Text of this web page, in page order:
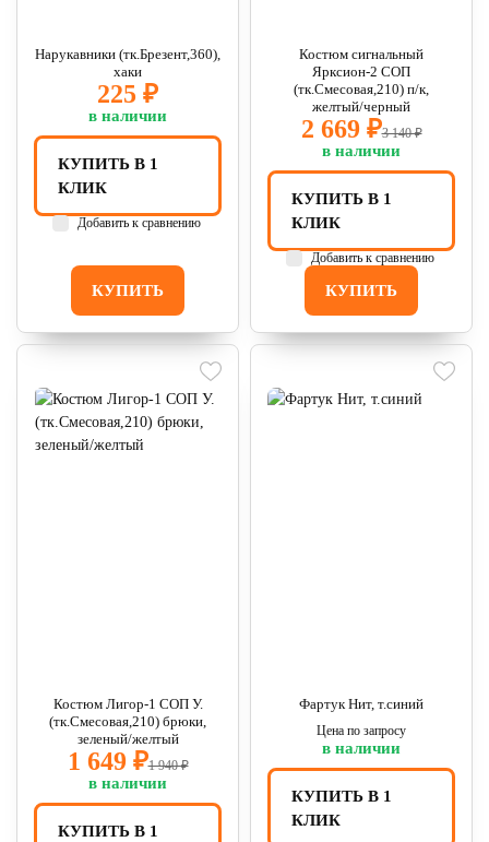
Нарукавники (тк.Брезент,360),
хаки
225 ₽
в наличии
КУПИТЬ
КУПИТЬ В 1
КЛИК
Добавить к сравнению
Костюм сигнальный
Ярксион-2 СОП
(тк.Смесовая,210) п/к,
желтый/черный
2 669 ₽3 140 ₽
в наличии
КУПИТЬ
КУПИТЬ В 1
КЛИК
Добавить к сравнению
Костюм Лигор-1 СОП У.
(тк.Смесовая,210) брюки,
зеленый/желтый
1 649 ₽1 940 ₽
в наличии
КУПИТЬ В 1
Фартук Нит, т.синий
Цена по запросу
в наличии
КУПИТЬ В 1
КЛИК